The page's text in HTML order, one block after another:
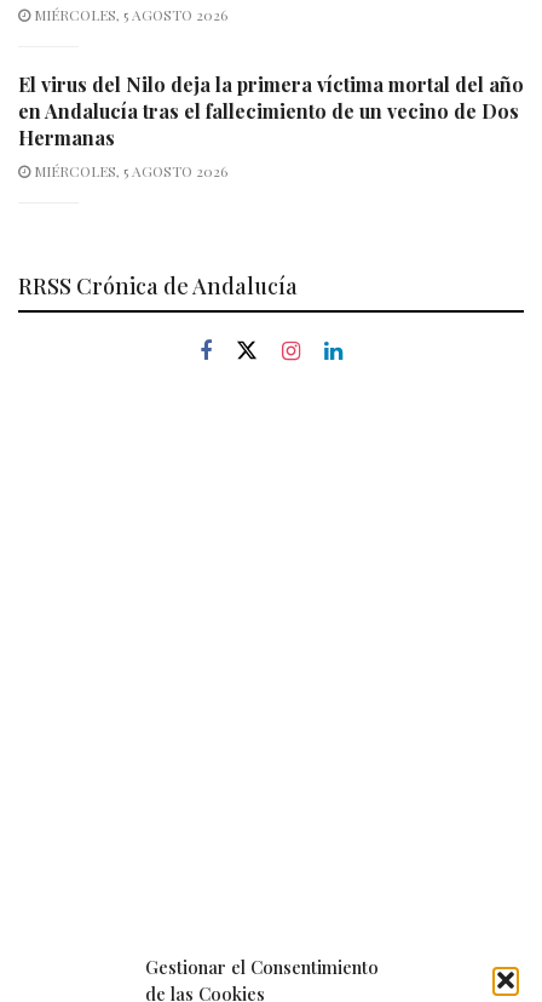
Gestionar el Consentimiento
de las Cookies
MIÉRCOLES, 5 AGOSTO 2026
El virus del Nilo deja la primera víctima mortal del año
en Andalucía tras el fallecimiento de un vecino de Dos
Hermanas
MIÉRCOLES, 5 AGOSTO 2026
RRSS Crónica de Andalucía